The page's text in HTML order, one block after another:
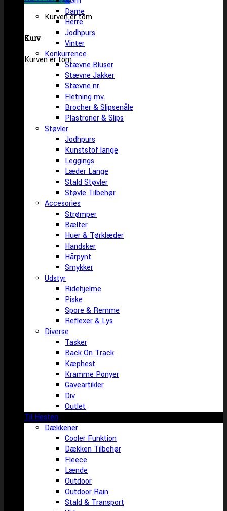
Kurven er tom
Kurv
Kurven er tom
Dame
Herre
Jodhpurs
Vinter
Konkurrence
Stævne Bluser
Stævne Jakker
Stævne nr.
Fletning mv.
Brocher & Slipsenåle
Plastroner & Slips
Støvler
Jodhpurs
Kunststof lange
Leggings
Læder Lange
Stald Støvler
Støvle Tilbehør
Accesories
Strømper
Bælter
Huer & Tørklæder
Handsker
Hårpynt
Smykker
Udstyr
Ridehjelme
Piske
Spore & Remme
Reflexer & Lys
Diverse
Tasker
Back On Track
Kæphest
Kramme Ponyer
Gaveartikler
Div
Outlet
Til Hesten
Dækkener
Cooler Funktion
Dækken Tilbehør
Fleece
Lænde
Outdoor
Outdoor Rain
Stald & Transport